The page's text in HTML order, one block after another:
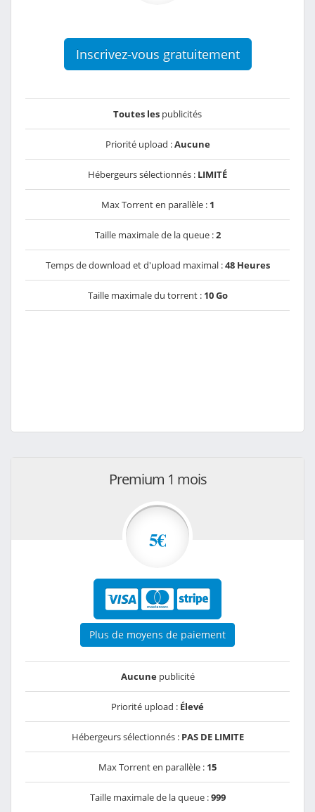
Inscrivez-vous gratuitement
Toutes les publicités
Priorité upload :Aucune
Hébergeurs sélectionnés : LIMITÉ
Max Torrent en parallèle : 1
Taille maximale de la queue :2
Temps de download et d'upload maximal :48 Heures
Taille maximale du torrent : 10 Go
Premium 1 mois
5€
Plus de moyens de paiement
Aucunepublicité
Priorité upload : Élevé
Hébergeurs sélectionnés : PAS DE LIMITE
Max Torrent en parallèle : 15
Taille maximale de la queue :999